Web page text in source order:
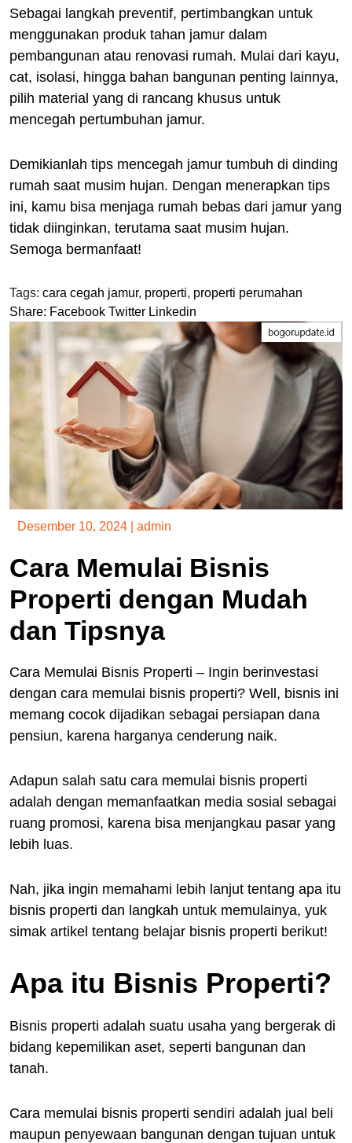
Sebagai langkah preventif, pertimbangkan untuk
menggunakan produk tahan jamur dalam
pembangunan atau renovasi rumah. Mulai dari kayu,
cat, isolasi, hingga bahan bangunan penting lainnya,
pilih material yang di rancang khusus untuk
mencegah pertumbuhan jamur.
Demikianlah tips mencegah jamur tumbuh di dinding
rumah saat musim hujan. Dengan menerapkan tips
ini, kamu bisa menjaga rumah bebas dari jamur yang
tidak diinginkan, terutama saat musim hujan.
Semoga bermanfaat!
Tags: cara cegah jamur, properti, properti perumahan
Share: Facebook Twitter Linkedin
Desember 10, 2024 admin
Cara Memulai Bisnis
Properti dengan Mudah
dan Tipsnya
Cara Memulai Bisnis Properti – Ingin berinvestasi
dengan cara memulai bisnis properti? Well, bisnis ini
memang cocok dijadikan sebagai persiapan dana
pensiun, karena harganya cenderung naik.
Adapun salah satu cara memulai bisnis properti
adalah dengan memanfaatkan media sosial sebagai
ruang promosi, karena bisa menjangkau pasar yang
lebih luas.
Nah, jika ingin memahami lebih lanjut tentang apa itu
bisnis properti dan langkah untuk memulainya, yuk
simak artikel tentang belajar bisnis properti berikut!
Apa itu Bisnis Properti?
Bisnis properti adalah suatu usaha yang bergerak di
bidang kepemilikan aset, seperti bangunan dan
tanah.
Cara memulai bisnis properti sendiri adalah jual beli
maupun penyewaan bangunan dengan tujuan untuk